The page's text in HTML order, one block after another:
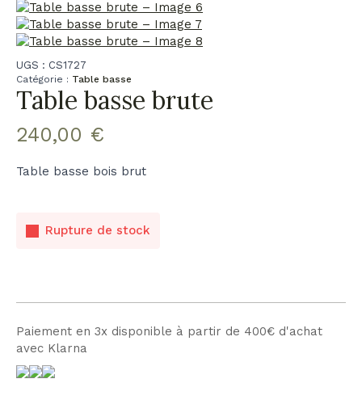
UGS : CS1727
Catégorie : Table basse
Table basse brute
240,00 €
Table basse bois brut
Rupture de stock
Paiement en 3x disponible à partir de 400€ d'achat
avec Klarna